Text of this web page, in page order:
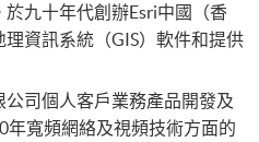
九十年代創辦Esri中國（香
資訊系統（GIS）軟件和提供
司個人客戶業務產品開發及
年寬頻網絡及視頻技術方面的